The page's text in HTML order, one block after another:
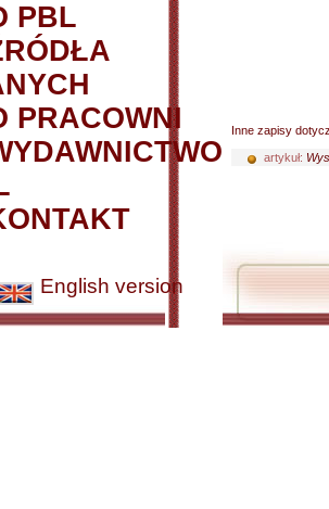
PBL
PRACOWNI
English version
Inne zapisy
artykuł: